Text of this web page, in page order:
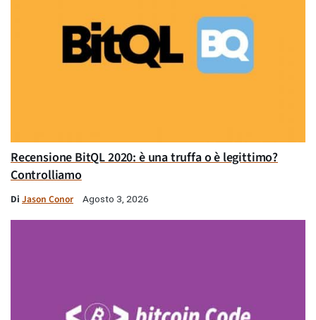
Recensione BitQL 2020: è una truffa o è legittimo?
Controlliamo
Di Jason Conor Agosto 3, 2026